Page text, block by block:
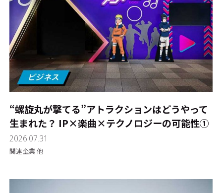
“螺旋丸が撃てる”アトラクションはどうやって
生まれた？ IP×楽曲×テクノロジーの可能性①
2026.07.31
関連企業 他